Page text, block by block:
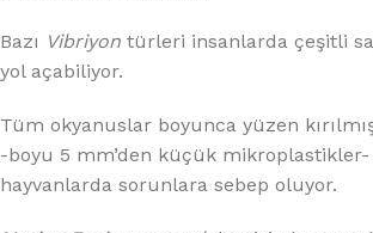
Bazı Vibriyon türleri insanlarda çeşitli
yol açabiliyor.
Tüm okyanuslar boyunca yüzen
-boyu 5 mm’den küçük
hayvanlarda sorunlara sebep oluyor.